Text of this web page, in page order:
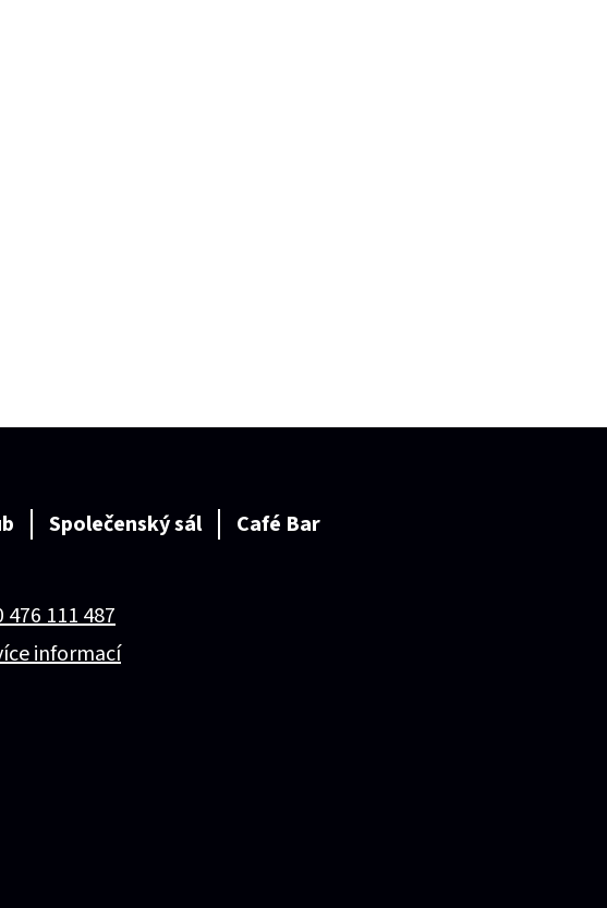
Společenský sál Café Bar
476 111 487
informací